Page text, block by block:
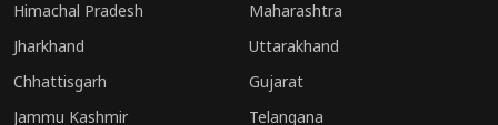
Himachal Pradesh
Maharashtra
Jharkhand
Uttarakhand
Chhattisgarh
Gujarat
Jammu Kashmir
Telangana